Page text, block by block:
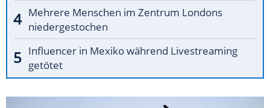
Mehrere Menschen im Zentrum Londons
niedergestochen
Influencer in Mexiko während Livestreaming
getötet